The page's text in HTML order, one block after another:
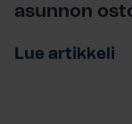
asunnon
Lue artikkeli